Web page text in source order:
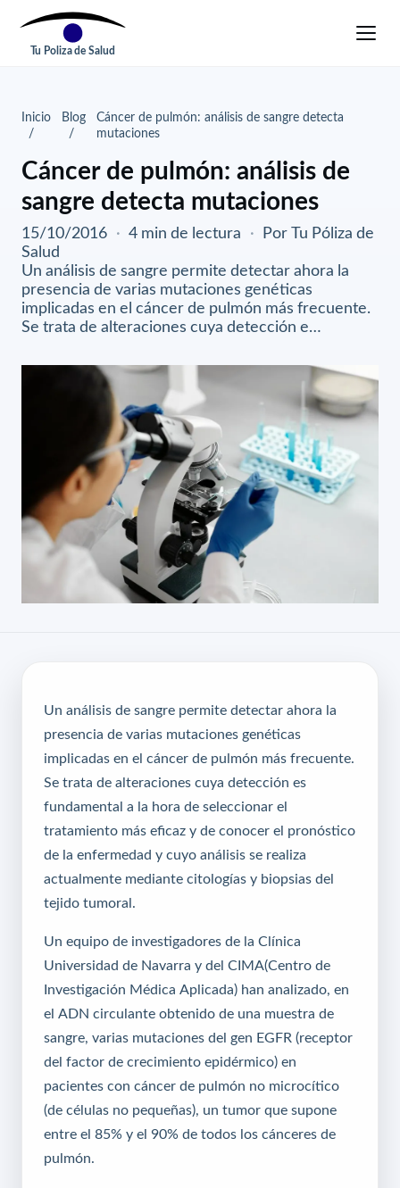
Tu Poliza de Salud
Inicio Blog
Cáncer de pulmón: análisis de sangre detecta
mutaciones
Cáncer de pulmón: análisis de
sangre detecta mutaciones
15/10/2016 · 4 min de lectura ·
Por Tu Póliza de
Salud
Un análisis de sangre permite detectar ahora la
presencia de varias mutaciones genéticas
implicadas en el cáncer de pulmón más frecuente.
Se trata de alteraciones cuya detección e…
Un análisis de sangre permite detectar ahora la
presencia de varias mutaciones genéticas
implicadas en el cáncer de pulmón más frecuente.
Se trata de alteraciones cuya detección es
fundamental a la hora de seleccionar el
tratamiento más eficaz y de conocer el pronóstico
de la enfermedad y cuyo análisis se realiza
actualmente mediante citologías y biopsias del
tejido tumoral.
Un equipo de investigadores de la Clínica
Universidad de Navarra y del CIMA(Centro de
Investigación Médica Aplicada) han analizado, en
el ADN circulante obtenido de una muestra de
sangre, varias mutaciones del gen EGFR (receptor
del factor de crecimiento epidérmico) en
pacientes con cáncer de pulmón no microcítico
(de células no pequeñas), un tumor que supone
entre el 85% y el 90% de todos los cánceres de
pulmón.